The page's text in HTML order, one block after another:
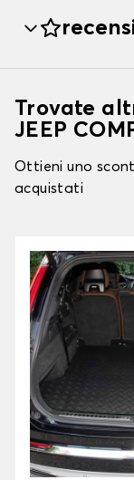
Trovate
JEEP
Ottieni uno
acquistati